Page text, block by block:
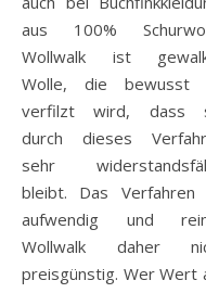
aus 100%
Wollwalk ist
Wolle, die bewusst
verfilzt wird, dass
durch dieses
sehr
bleibt. Das Verfahren
aufwendig und
Wollwalk daher
preisgünstig. Wer Wert